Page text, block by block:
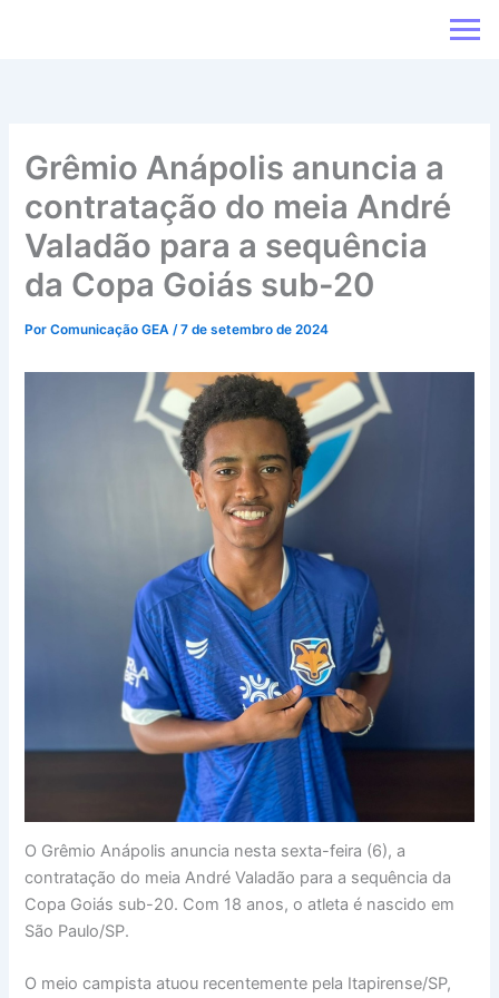
Grêmio Anápolis anuncia a
contratação do meia André
Valadão para a sequência
da Copa Goiás sub-20
PorComunicação GEA/7 de setembro de 2024
O Grêmio Anápolis anuncia nesta sexta-feira (6), a
contratação do meia André Valadão para a sequência da
Copa Goiás sub-20. Com 18 anos, o atleta é nascido em
São Paulo/SP.
O meio campista atuou recentemente pela Itapirense/SP,